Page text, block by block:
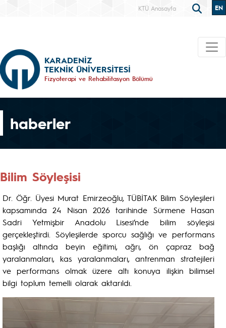
KTÜ Anasayfa EN
KARADENİZ
TEKNİK ÜNİVERSİTESİ
Fizyoterapi ve Rehabilitasyon Bölümü
haberler
Bilim Söyleşisi
Dr. Öğr. Üyesi Murat Emirzeoğlu, TÜBİTAK Bilim Söyleşileri
kapsamında 24 Nisan 2026 tarihinde Sürmene Hasan
Sadri Yetmişbir Anadolu Lisesi’nde bilim söyleşisi
gerçekleştirdi. Söyleşilerde sporcu sağlığı ve performans
başlığı altında beyin eğitimi, ağrı, ön çapraz bağ
yaralanmaları, kas yaralanmaları, antrenman stratejileri
ve performans olmak üzere altı konuya ilişkin bilimsel
bilgi toplum temelli olarak aktarıldı.